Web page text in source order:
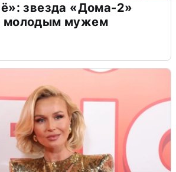
звезда «Дома-2»
молодым мужем